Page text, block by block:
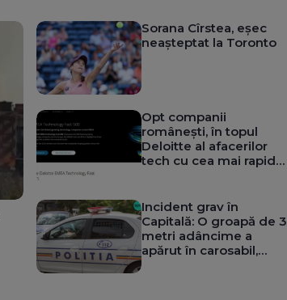
Sorana Cîrstea, eșec
neașteptat la Toronto
Opt companii
românești, în topul
Deloitte al afacerilor
tech cu cea mai rapidă
Africa
Incident grav în
Capitală: O groapă de 3
metri adâncime a
apărut în carosabil,